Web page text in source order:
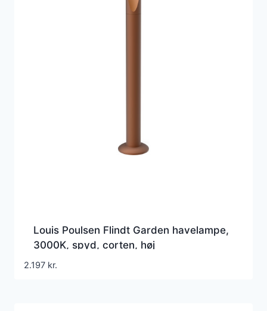
Louis Poulsen Flindt Garden havelampe,
3000K, spyd, corten, høj
2.197 kr.